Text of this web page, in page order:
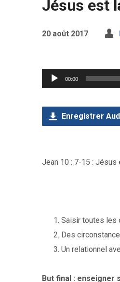
Jésus est
20 août 2017
Lecteur
audio
00:00
Enregistrer
Jean 10 : 7-15 :
Saisir toutes les
Des
Un relationnel
But final : enseigner